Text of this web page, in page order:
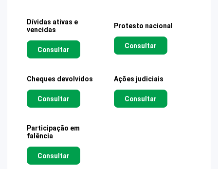
Dívidas ativas e
vencidas
Consultar
Protesto nacional
Consultar
Cheques devolvidos
Consultar
Ações judiciais
Consultar
Participação em
falência
Consultar